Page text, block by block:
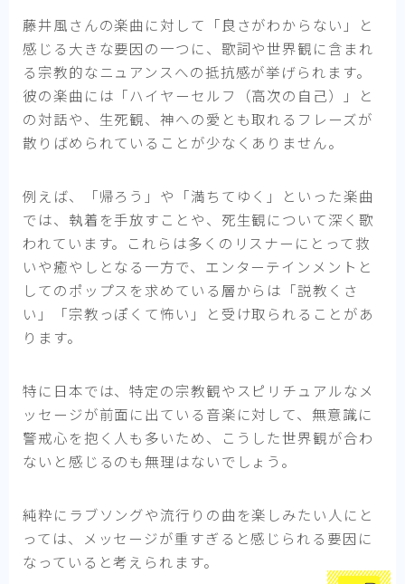
藤井風さんの楽曲に対して「良さがわからない」と
感じる大きな要因の一つに、歌詞や世界観に含まれ
る宗教的なニュアンスへの抵抗感が挙げられます。
彼の楽曲には「ハイヤーセルフ（高次の自己）」と
の対話や、生死観、神への愛とも取れるフレーズが
散りばめられていることが少なくありません。
例えば、「帰ろう」や「満ちてゆく」といった楽曲
では、執着を手放すことや、死生観について深く歌
われています。これらは多くのリスナーにとって救
いや癒やしとなる一方で、エンターテインメントと
してのポップスを求めている層からは「説教くさ
い」「宗教っぽくて怖い」と受け取られることがあ
ります。
特に日本では、特定の宗教観やスピリチュアルなメ
ッセージが前面に出ている音楽に対して、無意識に
警戒心を抱く人も多いため、こうした世界観が合わ
ないと感じるのも無理はないでしょう。
純粋にラブソングや流行りの曲を楽しみたい人にと
っては、メッセージが重すぎると感じられる要因に
なっていると考えられます。